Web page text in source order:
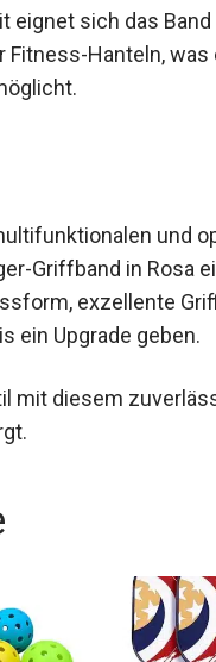
eignet sich das
Fitness-Hanteln,
und
Griffband in Rosa
exzellente
ein Upgrade geben.
mit diesem